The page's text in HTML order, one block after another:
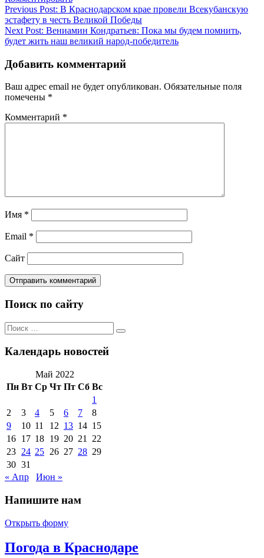
Навигация
по
записям
Previous Post: В Краснодарском крае провели Всекубанскую
эстафету в честь Великой Победы
Next Post: Вениамин Кондратьев: Пока мы будем помнить,
будет жить наш великий народ-победитель
Добавить комментарий
Ваш адрес email не будет опубликован. Обязательные поля
помечены *
Комментарий *
Имя *
Email *
Сайт
Поиск по сайту
Поиск
по:
Поиск
Календарь новостей
Май 2022
Пн Вт Ср Чт Пт Сб Вс
1
2
3 4 5 6 7
8
9
10 11 12 13 14 15
16 17 18 19 20 21
22
23 24 25 26 27 28 29
30 31
« Апр
Июн »
Напишите нам
Открыть форму
Погода в Краснодаре